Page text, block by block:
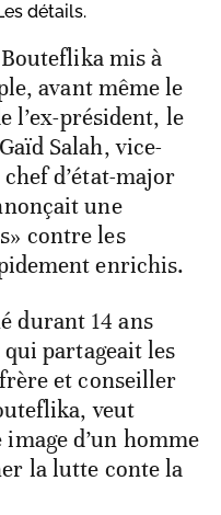
détails.
mis à
avant même le
l’ex-président, le
Salah, vice-
d’état-major
une
contre les
enrichis.
durant 14 ans
partageait les
et conseiller
veut
d’un homme
la lutte conte la